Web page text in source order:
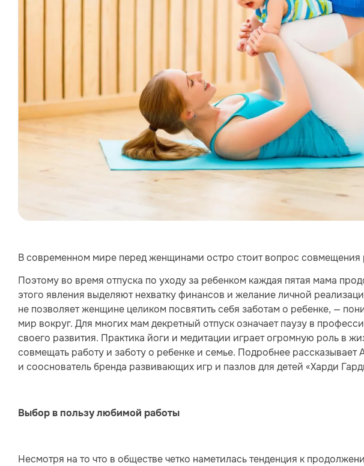
В современном мире перед женщинами остро стоит вопрос совмещения
Поэтому во время отпуска по уходу за ребенком каждая пятая мама
этого явления выделяют нехватку финансов и желание личной
не позволяет женщине целиком посвятить себя заботам о ребенке, —
мир вокруг. Для многих мам декретный отпуск означает паузу в
своего развития. Практика йоги и медитации играет огромную роль в
совмещать работу и заботу о ребенке и семье. Подробнее рассказывает
и сооснователь бренда развивающих игр и пазлов для детей «Харди
Выбор в пользу любимой работы
Несмотря на то что в обществе четко наметилась тенденция к